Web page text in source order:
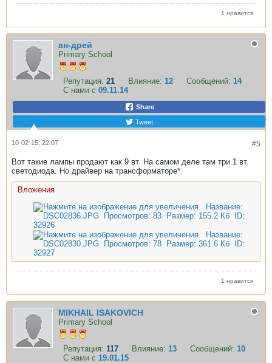
1 нравится
ан-дрей
Primary School
Репутация: 21 Влияние: 12 Сообщений: 14
С нами с 09.11.14
Share
Tweet
#5
10-02-15, 22:07
Вот такие лампы продают как 9 вт. На самом деле там три 1 вт.
светодиода. Но драйвер на трансформаторе*.
Вложения
1 нравится
MIKHAIL ISAKOVICH
Primary School
Репутация: 117 Влияние: 13 Сообщений: 10
С нами с 19.01.15